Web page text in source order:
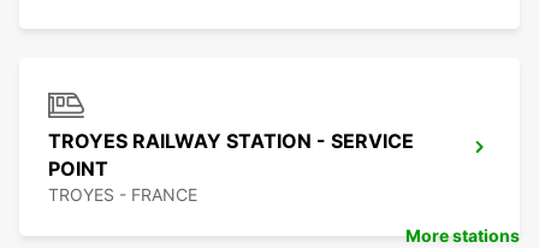
TROYES RAILWAY STATION - SERVICE
POINT
TROYES - FRANCE
More stations